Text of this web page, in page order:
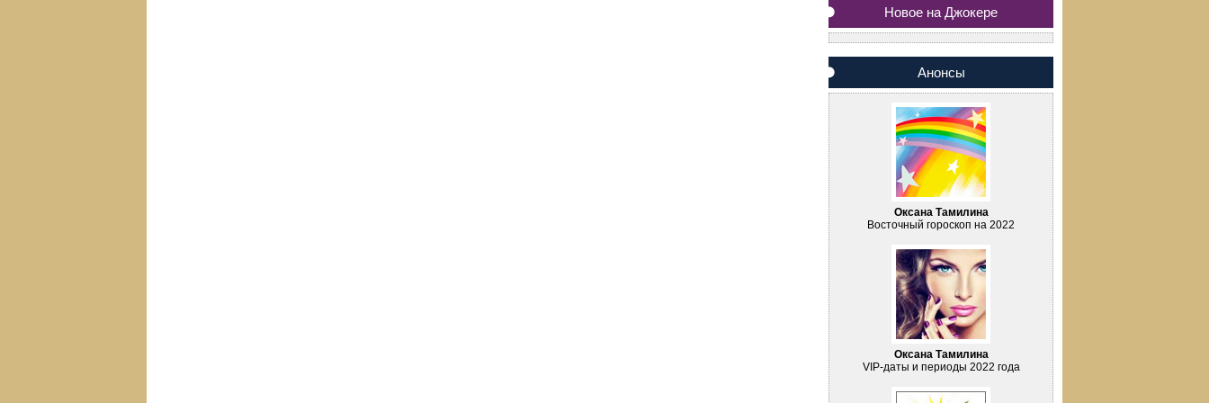
Новое на Джокере
Анонсы
Оксана Тамилина
Восточный гороскоп на 2022
Оксана Тамилина
VIP-даты и периоды 2022 года